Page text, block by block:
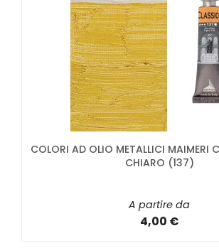
COLORI AD OLIO METALLICI MAIMERI
CHIARO (137)
A partire da
4,00 €